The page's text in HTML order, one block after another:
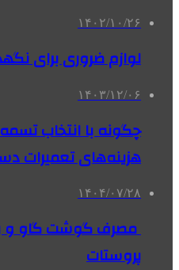
۱۴۰۲/۱۰/۲۶
لوازم ضروری برای
۱۴۰۳/۱۲/۰۶
چگونه با انتخاب
هزینه‌های تعمیرات
۱۴۰۴/۰۷/۲۸
مصرف گوشت گاو و
پروستات